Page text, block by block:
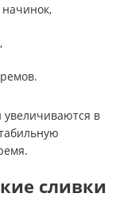
увеличиваются в
сливки